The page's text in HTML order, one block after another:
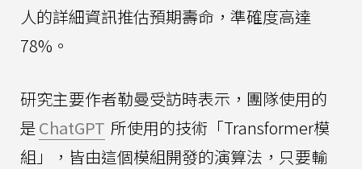
人的詳細資訊推估預期壽命，準確度高達
78%。
研究主要作者勒曼受訪時表示，團隊使用的
是ChatGPT 所使用的技術「Transformer模
組」，皆由這個模組開發的演算法，只要輸